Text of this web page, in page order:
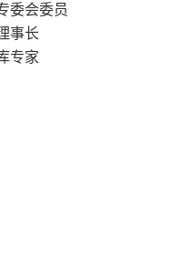
委会委员
事长
专家